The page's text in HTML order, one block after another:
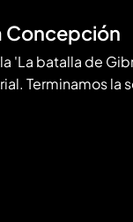
Concepción
'La batalla de
Terminamos